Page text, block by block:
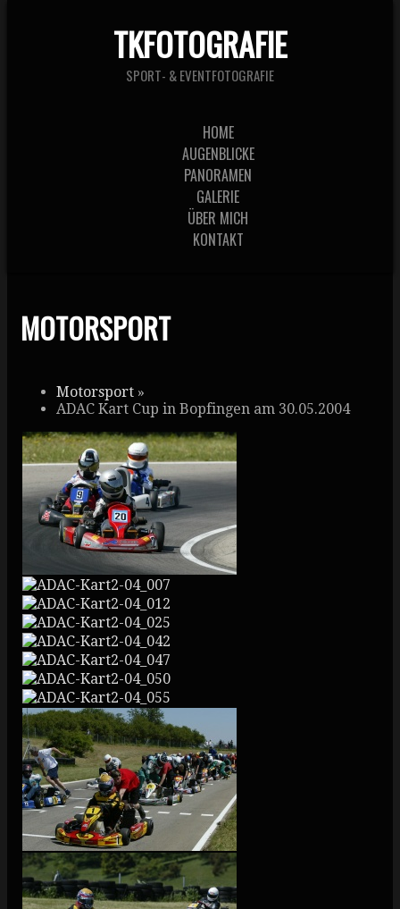
TKFOTOGRAFIE
SPORT- & EVENTFOTOGRAFIE
HOME
AUGENBLICKE
PANORAMEN
GALERIE
ÜBER MICH
KONTAKT
MOTORSPORT
Motorsport »
ADAC Kart Cup in Bopfingen am 30.05.2004